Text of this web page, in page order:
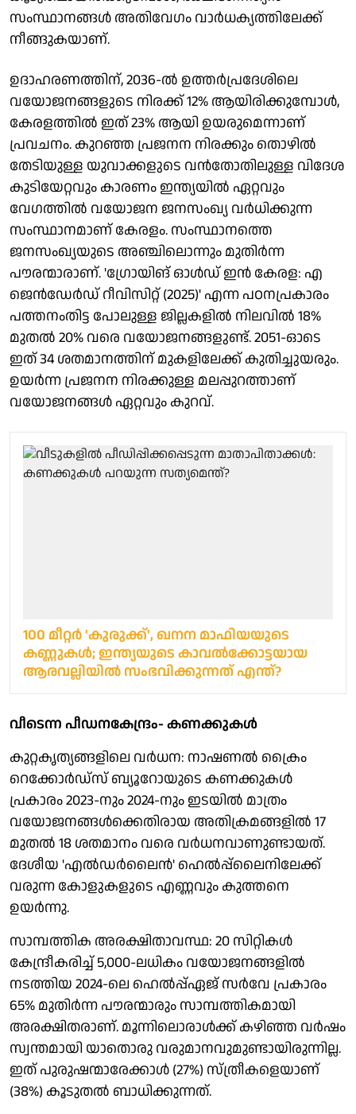
സംസ്ഥാനങ്ങള്‍ അതിവേഗം വാര്‍ധക്യത്തിലേക്ക്
നീങ്ങുകയാണ്.
ഉദാഹരണത്തിന്, 2036-ല്‍ ഉത്തര്‍പ്രദേശിലെ
വയോജനങ്ങളുടെ നിരക്ക് 12% ആയിരിക്കുമ്പോള്‍,
കേരളത്തില്‍ ഇത് 23% ആയി ഉയരുമെന്നാണ്
പ്രവചനം. കുറഞ്ഞ പ്രജനന നിരക്കും തൊഴില്‍
തേടിയുള്ള യുവാക്കളുടെ വന്‍തോതിലുള്ള വിദേശ
കുടിയേറ്റവും കാരണം ഇന്ത്യയില്‍ ഏറ്റവും
വേഗത്തില്‍ വയോജന ജനസംഖ്യ വര്‍ധിക്കുന്ന
സംസ്ഥാനമാണ് കേരളം. സംസ്ഥാനത്തെ
ജനസംഖ്യയുടെ അഞ്ചിലൊന്നും മുതിര്‍ന്ന
പൗരന്മാരാണ്. 'ഗ്രോയിങ് ഓള്‍ഡ് ഇന്‍ കേരള: എ
ജെന്‍ഡേര്‍ഡ് റീവിസിറ്റ് (2025)' എന്ന പഠനപ്രകാരം
പത്തനംതിട്ട പോലുള്ള ജില്ലകളില്‍ നിലവില്‍ 18%
മുതല്‍ 20% വരെ വയോജനങ്ങളുണ്ട്. 2051-ഓടെ
ഇത് 34 ശതമാനത്തിന് മുകളിലേക്ക് കുതിച്ചുയരും.
ഉയര്‍ന്ന പ്രജനന നിരക്കുള്ള മലപ്പുറത്താണ്
വയോജനങ്ങള്‍ ഏറ്റവും കുറവ്.
100 മീറ്റര്‍ 'കുരുക്ക്', ഖനന മാഫിയയുടെ
കണ്ണുകള്‍; ഇന്ത്യയുടെ കാവല്‍ക്കോട്ടയായ
ആരവല്ലിയില്‍ സംഭവിക്കുന്നത് എന്ത്?
വീടെന്ന പീഡനകേന്ദ്രം- കണക്കുകള്‍
കുറ്റകൃത്യങ്ങളിലെ വര്‍ധന: നാഷണല്‍ ക്രൈം
റെക്കോര്‍ഡ്‌സ് ബ്യൂറോയുടെ കണക്കുകള്‍
പ്രകാരം 2023-നും 2024-നും ഇടയില്‍ മാത്രം
വയോജനങ്ങള്‍ക്കെതിരായ അതിക്രമങ്ങളില്‍ 17
മുതല്‍ 18 ശതമാനം വരെ വര്‍ധനവാണുണ്ടായത്.
ദേശീയ 'എല്‍ഡര്‍ലൈന്‍' ഹെല്‍പ്പ്ലൈനിലേക്ക്
വരുന്ന കോളുകളുടെ എണ്ണവും കുത്തനെ
ഉയര്‍ന്നു.
സാമ്പത്തിക അരക്ഷിതാവസ്ഥ: 20 സിറ്റികള്‍
കേന്ദ്രീകരിച്ച് 5,000-ലധികം വയോജനങ്ങളില്‍
നടത്തിയ 2024-ലെ ഹെല്‍പ്പ്ഏജ് സര്‍വേ പ്രകാരം
65% മുതിര്‍ന്ന പൗരന്മാരും സാമ്പത്തികമായി
അരക്ഷിതരാണ്. മൂന്നിലൊരാള്‍ക്ക് കഴിഞ്ഞ വര്‍ഷം
സ്വന്തമായി യാതൊരു വരുമാനവുമുണ്ടായിരുന്നില്ല.
ഇത് പുരുഷന്മാരേക്കാള്‍ (27%) സ്ത്രീകളെയാണ്
(38%) കൂടുതല്‍ ബാധിക്കുന്നത്.